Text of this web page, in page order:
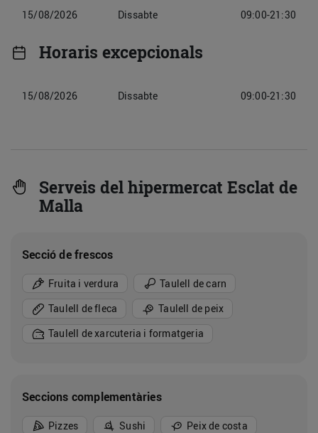
15/08/2026 Dissabte 09:00-21:30
Horaris excepcionals
15/08/2026 Dissabte 09:00-21:30
Serveis del hipermercat Esclat de
Malla
Secció de frescos
Fruita i verdura
Taulell de carn
Taulell de fleca
Taulell de peix
Taulell de xarcuteria i formatgeria
Seccions complementàries
Pizzes Sushi
Peix de costa